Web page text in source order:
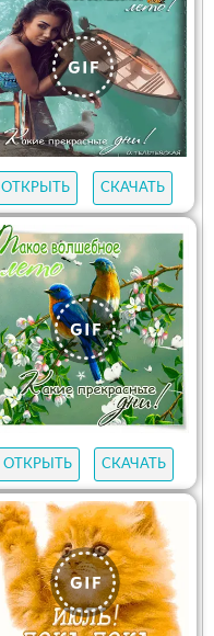
ОТКРЫТЬ
СКАЧАТЬ
ОТКРЫТЬ
СКАЧАТЬ